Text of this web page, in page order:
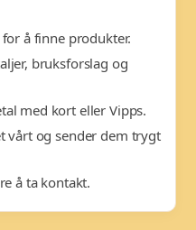
å finne produkter.
bruksforslag og
med kort eller Vipps.
vårt og sender dem trygt
å ta kontakt.